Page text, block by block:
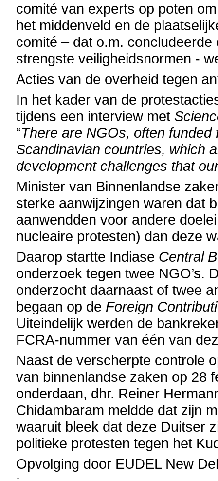
comité van experts op poten
het middenveld en de
comité – dat o.m.
strengste veiligheidsnormen -
Acties van de overheid tegen
In het kader van de
tijdens een interview met
“There are NGOs, often
Scandinavian countries, which
development challenges that
Minister van Binnenlandse
sterke aanwijzingen waren dat
aanwendden voor andere
nucleaire protesten) dan deze
Daarop startte Indiase Central
onderzoek tegen twee NGO’s.
onderzocht daarnaast of twee
begaan op de Foreign
Uiteindelijk werden de
FCRA-nummer van één van
Naast de verscherpte controle
van binnenlandse zaken op 28
onderdaan, dhr. Reiner
Chidambaram meldde dat zijn
waaruit bleek dat deze Duitser
politieke protesten tegen het
Opvolging door EUDEL New